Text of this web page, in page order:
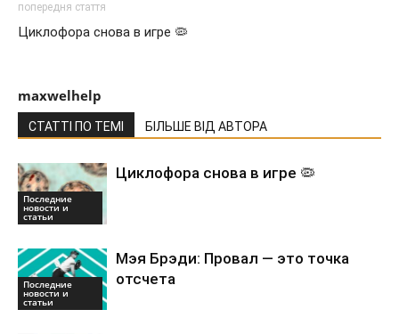
попередня стаття
Циклофора снова в игре 🦠
maxwelhelp
СТАТТІ ПО ТЕМІ БІЛЬШЕ ВІД АВТОРА
Последние
новости и
статьи
Циклофора снова в игре 🦠
Последние
новости и
статьи
Мэя Брэди: Провал — это точка
отсчета